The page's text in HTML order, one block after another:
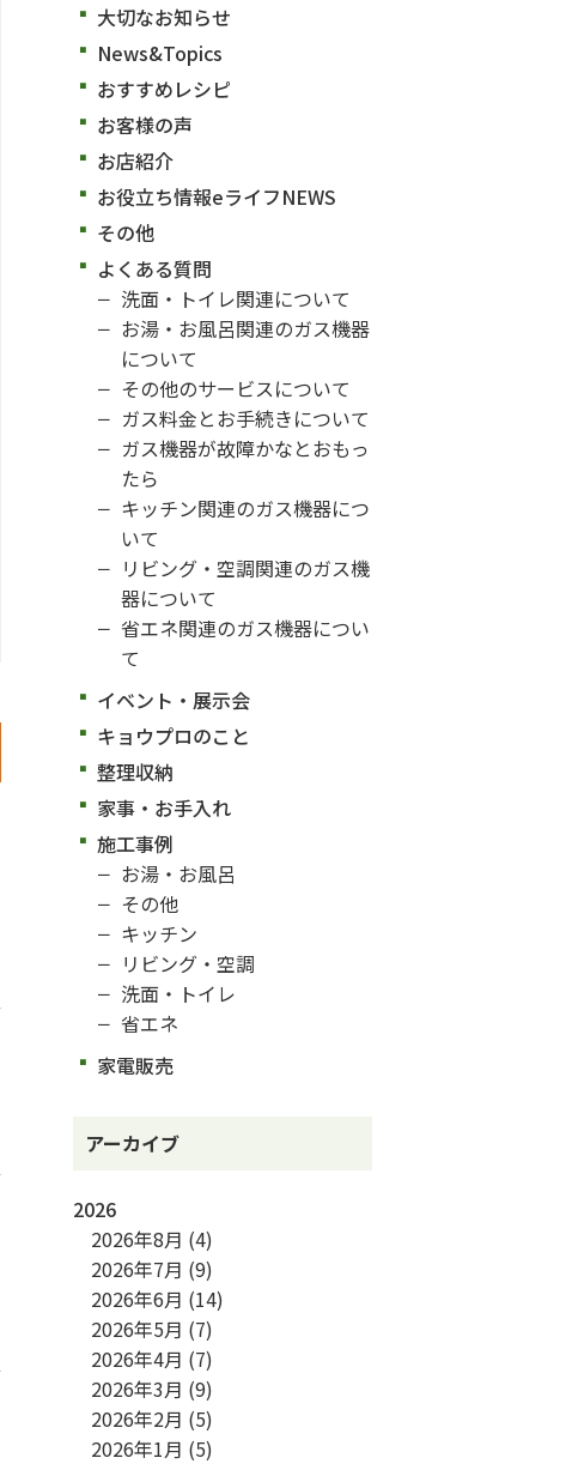
大切なお知らせ
News&Topics
おすすめレシピ
お客様の声
お店紹介
お役立ち情報eライフNEWS
その他
よくある質問
洗面・トイレ関連について
お湯・お風呂関連のガス機器
について
その他のサービスについて
ガス料金とお手続きについて
ガス機器が故障かなとおもっ
たら
キッチン関連のガス機器につ
いて
リビング・空調関連のガス機
器について
省エネ関連のガス機器につい
て
イベント・展示会
キョウプロのこと
整理収納
家事・お手入れ
施工事例
お湯・お風呂
その他
キッチン
リビング・空調
洗面・トイレ
省エネ
家電販売
アーカイブ
2026
2026年8月 (4)
2026年7月 (9)
2026年6月 (14)
2026年5月 (7)
2026年4月 (7)
2026年3月 (9)
2026年2月 (5)
2026年1月 (5)